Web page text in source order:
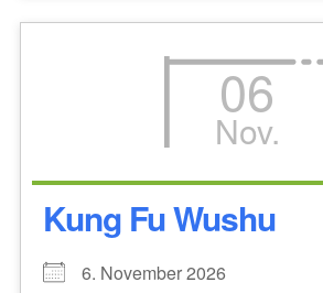
06
Nov.
Kung Fu Wushu
6. November 2026